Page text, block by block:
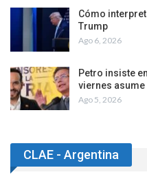
Cómo
Trump
Ago 6, 2026
Petro insiste
viernes asume
Ago 5, 2026
CLAE - Argentina